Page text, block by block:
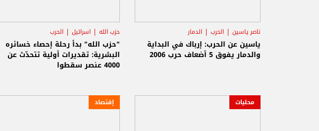
ناصر ياسين الحرب الدمار
ياسين عن الحرب: إرباك في البداية
والدمار يفوق 5 أضعاف حرب 2006
حزب الله اسرائيل الحرب
"حزب الله" بدأ رحلة إحصاء خسائره
البشرية: تقديرات أولية تتحدّث عن
4000 عنصر سقطوا
محليات إقتصاد